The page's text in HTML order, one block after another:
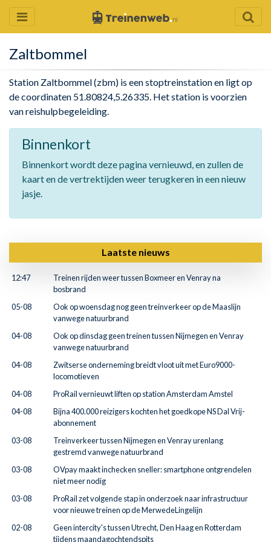
Zaltbommel
Station Zaltbommel (zbm) is een stoptreinstation en ligt op
de coordinaten 51.80824,5.26335. Het station is voorzien
van reishulpbegeleiding.
Binnenkort
Binnenkort wordt deze pagina vernieuwd, en zullen de
kaart en de vertrektijden weer terugkeren in een nieuw
jasje.
Laatste nieuws
12:47
Treinen rijden weer tussen Boxmeer en Venray na
bosbrand
05-08
Ook op woensdag nog geen treinverkeer op de Maaslijn
vanwege natuurbrand
04-08
Ook op dinsdag geen treinen tussen Nijmegen en Venray
vanwege natuurbrand
04-08
Zwitserse onderneming breidt vloot uit met Euro9000-
locomotieven
04-08
ProRail vernieuwt liften op station Amsterdam Amstel
04-08
Bijna 400.000 reizigers kochten het goedkope NS Dal Vrij-
abonnement
03-08
Treinverkeer tussen Nijmegen en Venray urenlang
gestremd vanwege natuurbrand
03-08
OVpay maakt inchecken sneller: smartphone ontgrendelen
niet meer nodig
03-08
ProRail zet volgende stap in onderzoek naar infrastructuur
voor nieuwe treinen op de MerwedeLingelijn
02-08
Geen intercity's tussen Utrecht, Den Haag en Rotterdam
tijdens maandagochtendspits